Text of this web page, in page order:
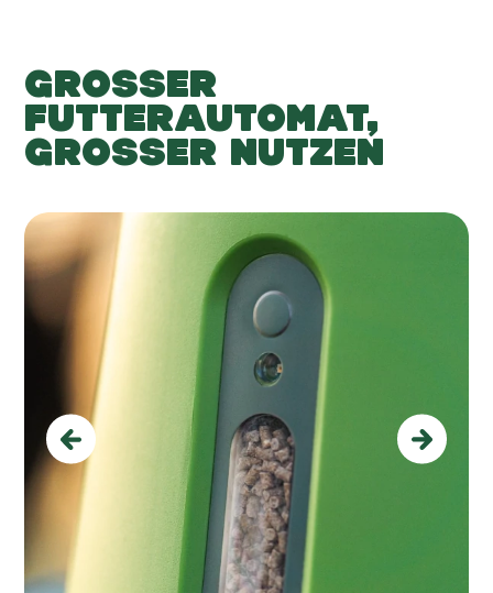
GROSSER F
UTTERAUTOMAT, G
ROSSER NUTZEN
Previous Next